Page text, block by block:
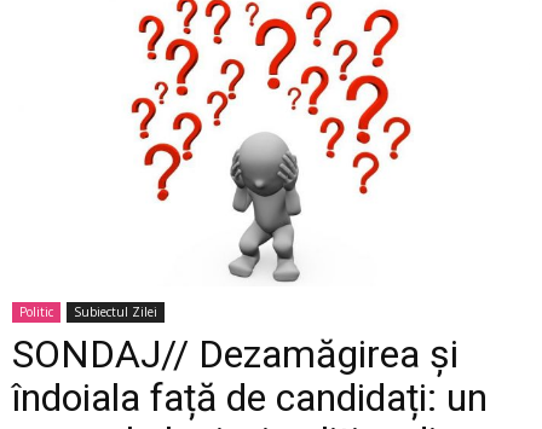
Politic Subiectul Zilei
SONDAJ// Dezamăgirea și
îndoiala față de candidați: un